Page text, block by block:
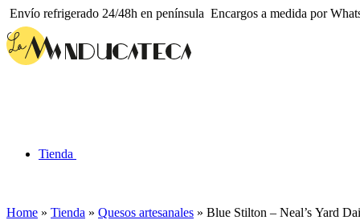
Envío refrigerado 24/48h en península Encargos a medida por
Tienda
Home » Tienda » Quesos artesanales » Blue Stilton – Neal’s Yard